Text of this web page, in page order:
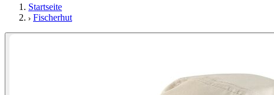
Startseite
Fischerhut